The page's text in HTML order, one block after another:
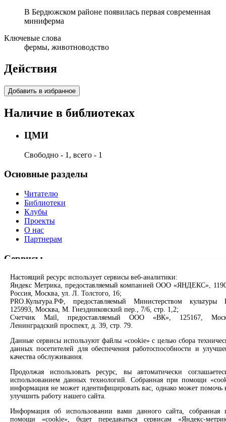
В Бердюжском районе появилась первая современная
миниферма
Ключевые слова
фермы, животноводство
Действия
Добавить в избранное
Наличие в библиотеках
ЦМИ
Свободно - 1, всего - 1
Основные разделы
Читателю
Библиотеки
Клубы
Проекты
О нас
Партнерам
Сервисы
Продлить книгу
Спроси библиотекаря
Спроси краеведа
Оцените качество услуг
Направить обращение директору
Вконтакте
Одноклассники
Max
Rutube
Заметили опечатку? Выделите текст с ошибкой и нажмите
клавиши Ctrl+Enter или ссылку ниже
Настоящий ресурс использует сервисы веб-аналитики:
Яндекс Метрика, предоставляемый компанией ООО «ЯНДЕКС»,
Россия, Москва, ул. Л. Толстого, 16;
PRO.Культура.РФ, предоставляемый Министерством культуры
125993, Москва, М. Гнездниковский пер., 7/6, стр. 1,2;
Счетчик Mail, предоставляемый ООО «ВК», 125167,
Ленинградский проспект, д. 39, стр. 79.
Данные сервисы используют файлы «cookie» с целью сбора
данных посетителей для обеспечения работоспособности и
качества обслуживания.
Продолжая использовать ресурс, вы автоматически
использованием данных технологий. Собранная при помощи
информация не может идентифицировать вас, однако может помочь
улучшить работу нашего сайта.
Информация об использовании вами данного сайта, собранная
помощи «cookie», будет передаваться сервисам «Яндекс-